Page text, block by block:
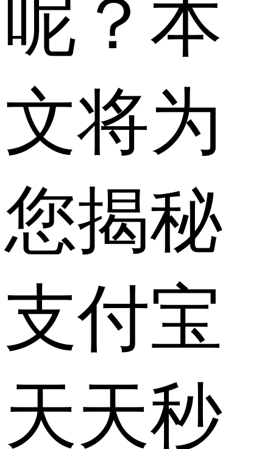
呢？本
文将为
您揭秘
支付宝
天天秒